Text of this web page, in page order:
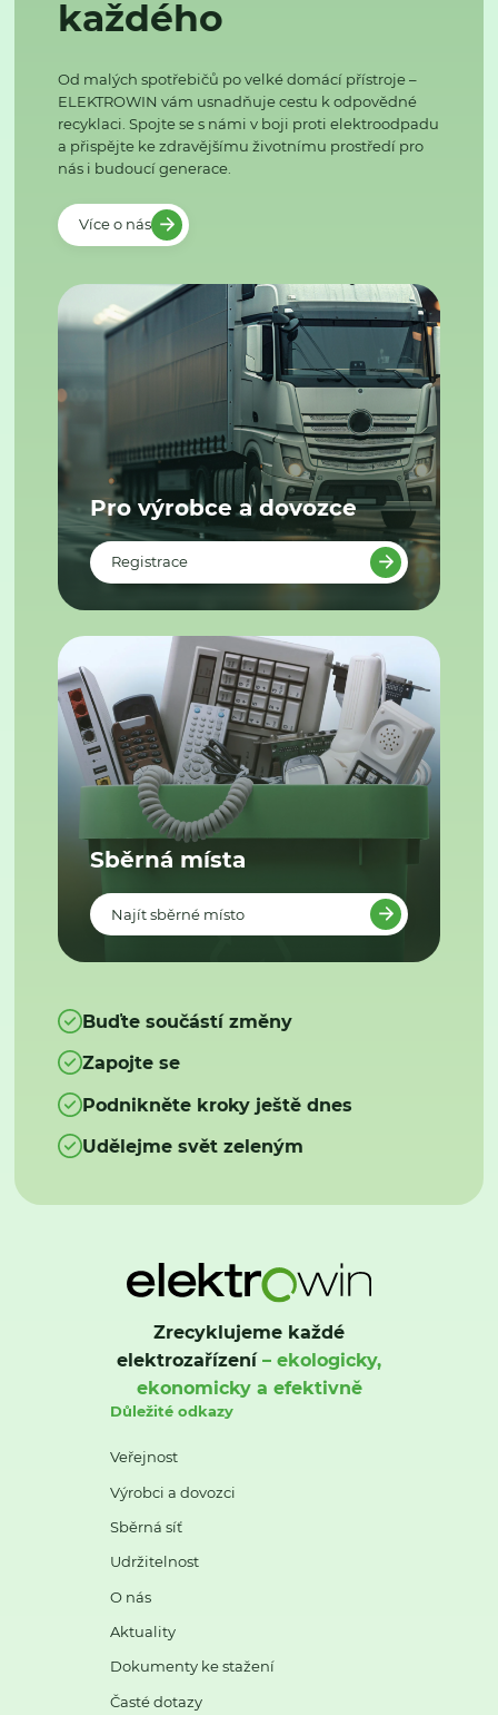
každého
Od malých spotřebičů po velké domácí přístroje –
ELEKTROWIN vám usnadňuje cestu k odpovědné
recyklaci. Spojte se s námi v boji proti elektroodpadu
a přispějte ke zdravějšímu životnímu prostředí pro
nás i budoucí generace.
Více o nás
Pro výrobce a dovozce
Registrace
Sběrná místa
Najít sběrné místo
Buďte součástí změny
Zapojte se
Podnikněte kroky ještě dnes
Udělejme svět zeleným
Zrecyklujeme každé
elektrozařízení– ekologicky,
ekonomicky a efektivně
Důležité odkazy
Veřejnost
Výrobci a dovozci
Sběrná síť
Udržitelnost
O nás
Aktuality
Dokumenty ke stažení
Časté dotazy